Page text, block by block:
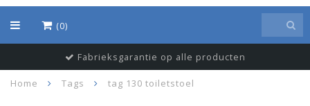
(0)
Fabrieksgarantie op alle producten
Home Tags tag 130 toiletstoel